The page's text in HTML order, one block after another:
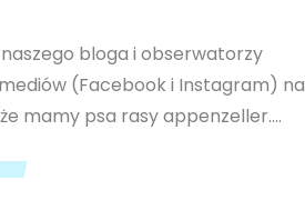
bloga i obserwatorzy
(Facebook i Instagram) na
mamy psa rasy appenzeller….